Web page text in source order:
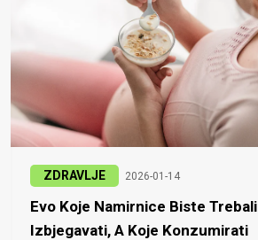
ZDRAVLJE 2026-01-14
Evo Koje Namirnice Biste Trebali
Izbjegavati, A Koje Konzumirati